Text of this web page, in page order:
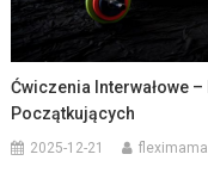
Ćwiczenia Interwałowe
Początkujących
2025-12-21